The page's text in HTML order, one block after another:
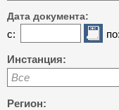
Дата документа:
с: по:
Инстанция:
Все
Регион: